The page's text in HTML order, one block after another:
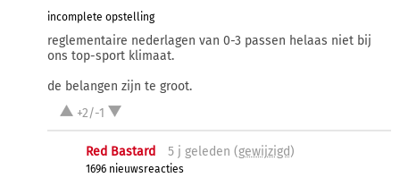
incomplete opstelling
reglementaire nederlagen van 0-3 passen helaas niet bij
ons top-sport klimaat.
de belangen zijn te groot.
+2/-1
Red Bastard 5 j geleden (gewijzigd)
1696 nieuwsreacties